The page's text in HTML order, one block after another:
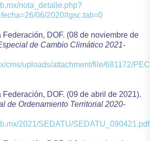
nota_detalle.php?
06/2020#gsc.tab=0
Federación, DOF. (08 de noviembre de
de Cambio Climático 2021-
cms/uploads/attachment/file/681172/
DOF. (09 de abril de 2021).
de Ordenamiento Territorial 2020-
2021/SEDATU/SEDATU_090421.pdf